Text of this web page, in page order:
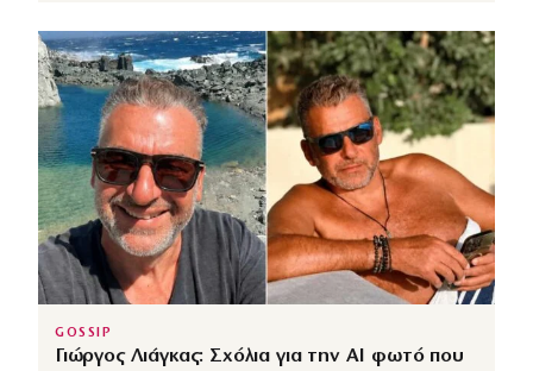
GOSSIP
Γιώργος Λιάγκας: Σχόλια για την ΑΙ φωτό που